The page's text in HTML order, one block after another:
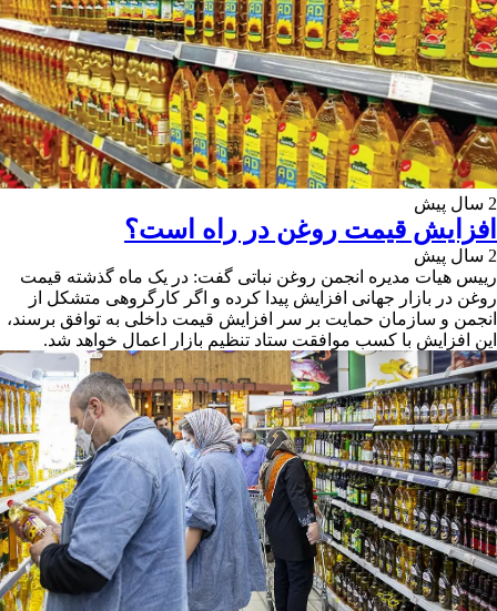
2 سال پیش
افزایش قیمت روغن در راه است؟
2 سال پیش
رییس هیات مدیره انجمن روغن نباتی گفت: در یک ماه گذشته قیمت
روغن در بازار جهانی افزایش پیدا کرده و اگر کارگروهی متشکل از
انجمن و سازمان حمایت بر سر افزایش قیمت داخلی به توافق برسند،
این افزایش با کسب موافقت ستاد تنظیم بازار اعمال خواهد شد.